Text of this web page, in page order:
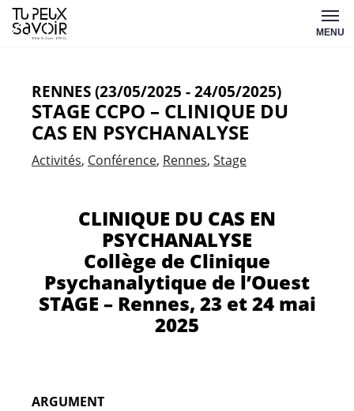
Aller
au
MENU
RENNES (23/05/2025 - 24/05/2025)
STAGE CCPO – CLINIQUE DU
CAS EN PSYCHANALYSE
Activités Conférence Rennes Stage
CLINIQUE DU CAS EN
PSYCHANALYSE
Collège de Clinique
Psychanalytique de l’Ouest
STAGE – Rennes, 23 et 24 mai
2025
ARGUMENT